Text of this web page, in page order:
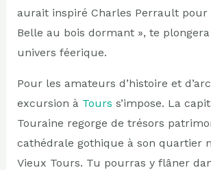
aurait inspiré Charles Perrault pour
Belle au bois dormant », te
univers féerique.
Pour les amateurs d’histoire et
excursion à Tours s’impose. La
Touraine regorge de trésors
cathédrale gothique à son quartier
Vieux Tours. Tu pourras y flâner